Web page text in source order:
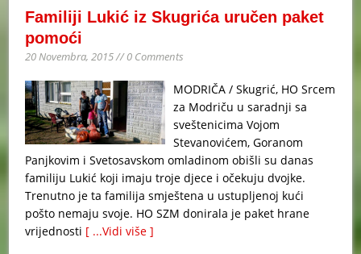
Familiji Lukić iz Skugrića uručen paket
pomoći
20 Novembra, 2015 // 0 Comments
MODRIČA / Skugrić, HO Srcem
za Modriču u saradnji sa
sveštenicima Vojom
Stevanovićem, Goranom
Panjkovim i Svetosavskom omladinom obišli su danas
familiju Lukić koji imaju troje djece i očekuju dvojke.
Trenutno je ta familija smještena u ustupljenoj kući
pošto nemaju svoje. HO SZM donirala je paket hrane
vrijednosti [ ...Vidi više ]